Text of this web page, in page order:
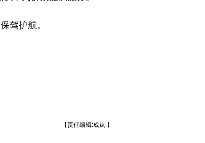
驾护航。
【责任编辑:成岚 】